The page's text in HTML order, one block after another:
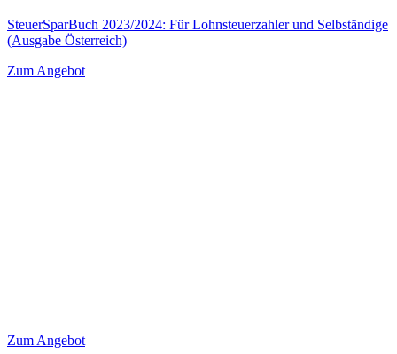
SteuerSparBuch 2023/2024: Für Lohnsteuerzahler und Selbständige
(Ausgabe Österreich)
Zum Angebot
Zum Angebot